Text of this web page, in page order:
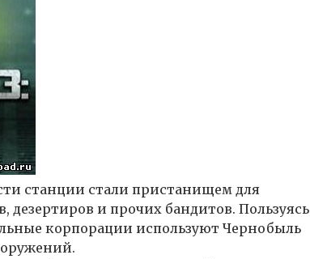
станции стали пристанищем для
и прочих бандитов. Пользуясь
корпорации используют Чернобыль